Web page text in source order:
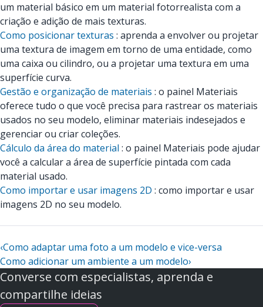
um material básico em um material fotorrealista com a
criação e adição de mais texturas.
Como posicionar texturas : aprenda a envolver ou projetar
uma textura de imagem em torno de uma entidade, como
uma caixa ou cilindro, ou a projetar uma textura em uma
superfície curva.
Gestão e organização de materiais : o painel Materiais
oferece tudo o que você precisa para rastrear os materiais
usados no seu modelo, eliminar materiais indesejados e
gerenciar ou criar coleções.
Cálculo da área do material : o painel Materiais pode ajudar
você a calcular a área de superfície pintada com cada
material usado.
Como importar e usar imagens 2D : como importar e usar
imagens 2D no seu modelo.
‹Como adaptar uma foto a um modelo e vice-versa
Como adicionar um ambiente a um modelo›
Converse com especialistas, aprenda e
compartilhe ideias